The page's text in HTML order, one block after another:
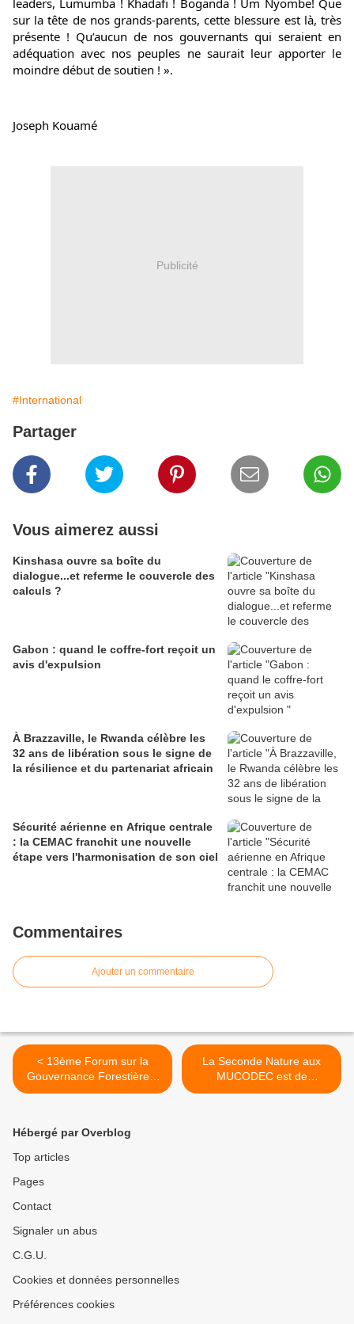
sur la tête de nos grands-parents, cette blessure est là, très
présente ! Qu’aucun de nos gouvernants qui seraient en
adéquation avec nos peuples ne saurait leur apporter le
moindre début de soutien ! ».
Joseph Kouamé
Publicité
#International
Partager
Vous aimerez aussi
Kinshasa ouvre sa boîte du
dialogue...et referme le couvercle des
calculs ?
Gabon : quand le coffre-fort reçoit un
avis d'expulsion
À Brazzaville, le Rwanda célèbre les
32 ans de libération sous le signe de
la résilience et du partenariat africain
Sécurité aérienne en Afrique centrale
: la CEMAC franchit une nouvelle
étape vers l'harmonisation de son ciel
Commentaires
Ajouter un commentaire
< 13ème Forum sur la
Gouvernance Forestière –
République du Congo 2022
La Seconde Nature aux
MUCODEC est de
Performer un modèle
Hébergé par Overblog
Top articles
Pages
Contact
Signaler un abus
C.G.U.
Cookies et données personnelles
Préférences cookies